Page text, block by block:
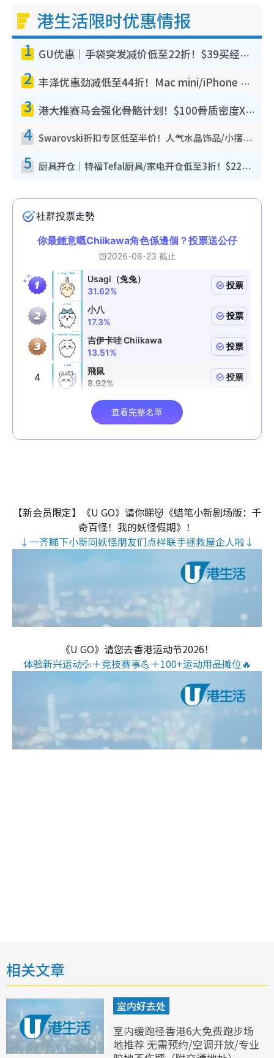
港生活限时优惠情报
1 GU优惠｜手袋突发减价低至22折！$39买经典波士顿包/饺子包！饰物同步减价$29起！
2 丰泽优惠劲减低至44折！Mac mini/iPhone 17 Pro大减价！厨房家电$220起
3 港大推赛马会强化骨骼计划！$100骨质密度X光检查 完成免费运动训练送超市礼券！附参加资格
4 Swarovski折扣专区低至半价！人气水晶饰品/小摆设$138起！迪士尼款/水晶高跟鞋都有优惠
5 厨具开仓｜特福Tefal厨具/家电开仓低至3折！$220起买平底锅/炒锅/汤锅！电饭煲/吸尘器/挂烫机$418起
【新会员限定】《U GO》请你睇👹《蜡笔小新剧场版：千
奇百怪！我的妖怪假期》！
↓一齐睇下小新同妖怪朋友们点样联手拯救屋企人啦↓
《U GO》请您去香港运动节2026！
体验新兴运动💦＋竞技赛事💪＋100+运动用品摊位🔥
相关文章
室内好去处
室内缓跑径香港6大免费跑步场
地推荐 无需预约/空调开放/专业